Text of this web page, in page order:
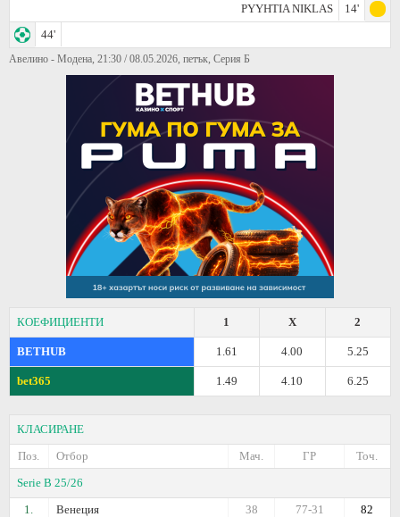
PYYHTIA NIKLAS
14'
44'
Авелино - Модена, 21:30 / 08.05.2026, петък, Серия Б
КОЕФИЦИЕНТИ 2
X
1
BETHUB 5.25
4.00
1.61
bet365 6.25
4.10
1.49
КЛАСИРАНЕ
Поз.
Отбор Точ.
ГР
Мач.
Serie B 25/26
1.
Венеция 82
77-31
38